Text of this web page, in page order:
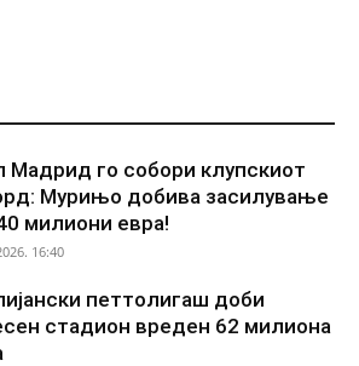
Мадрид го собори клупскиот
Мурињо добива засилување
милиони евра!
16:40
петтолигаш доби
стадион вреден 62 милиона